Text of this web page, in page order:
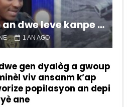
Popilasyon an dwe leve kanpe pou chanje sitiyasyon kawotik l’ap viv nan peyi a.
1 AN AGO
gen dyalòg a gwoup
viv ansanm k’ap
popilasyon an depi
ane